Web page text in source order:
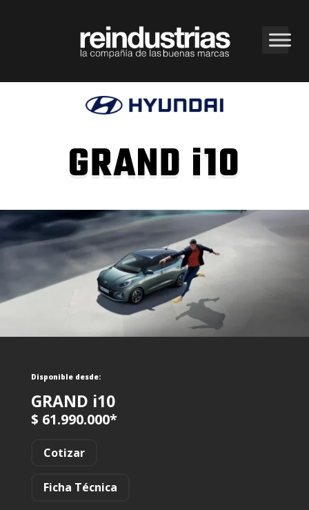
GRAND i10
Disponible desde:
GRAND i10
$ 61.990.000*
Cotizar
Ficha Técnica